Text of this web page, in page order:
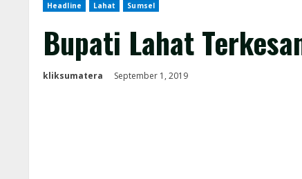
Headline Lahat Sumsel
Bupati Lahat
kliksumatera September 1, 2019